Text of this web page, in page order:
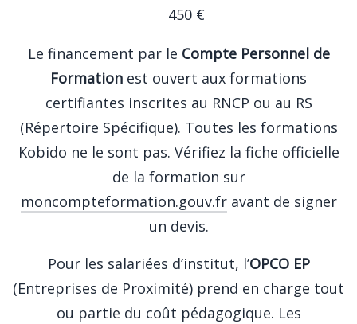
450 €
Le financement par le Compte Personnel de
Formation est ouvert aux formations
certifiantes inscrites au RNCP ou au RS
(Répertoire Spécifique). Toutes les formations
Kobido ne le sont pas. Vérifiez la fiche officielle
de la formation sur
moncompteformation.gouv.fravant de signer
un devis.
Pour les salariées d’institut, l’OPCO EP
(Entreprises de Proximité) prend en charge tout
ou partie du coût pédagogique. Les